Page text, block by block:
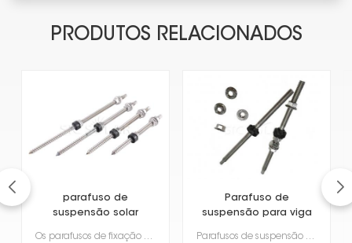
PRODUTOS RELACIONADOS
parafuso de
suspensão solar
Os parafusos de fixação solar são parafusos especiais usados para prender painéis solares a diferent...
Parafuso de
suspensão para viga
Parafusos de suspensão para vigas de aço são fixadores comuns encontrados em sistemas de instalação ...